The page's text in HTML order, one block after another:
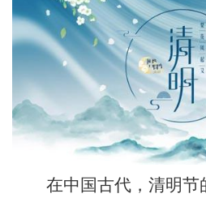
在中国古代，清明节